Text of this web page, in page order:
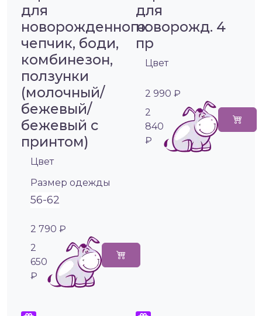
для
новорожденного:
чепчик, боди,
комбинезон,
ползунки
(молочный/
бежевый/
бежевый с
принтом)
Цвет
Размер одежды
56-62
2 790 ₽
2
650
₽
для
новорожд. 4
пр
Цвет
2 990 ₽
2
840
₽